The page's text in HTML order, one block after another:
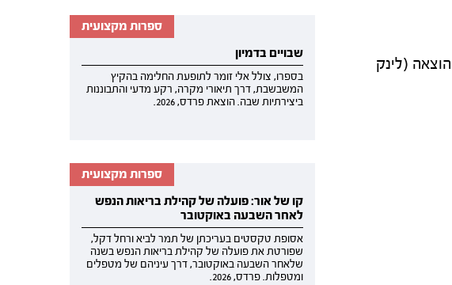
באתר ההוצאה (לינק
ספרות מקצועית
שבויים בדמיון
בספרו, צולל אלי זומר לתופעת החלימה בהקיץ
המשבשבת, דרך תיאורי מקרה, רקע מדעי והתבוננות
ביצירתיות שבה. הוצאת פרדס, 2026.
ספרות מקצועית
קו של אור: פועלה של קהילת בריאות הנפש
לאחר השבעה באוקטובר
אסופת טקסטים בעריכתן של תמר לביא ורחל דקל,
שפורטת את פועלה של קהילת בריאות הנפש בשנה
שלאחר השבעה באוקטובר, דרך עיניהם של מטפלים
ומטפלות. פרדס, 2026.